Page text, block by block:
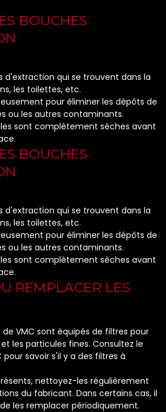
BOUCHES
d'extraction qui se trouvent dans la
les toilettes, etc.
pour éliminer les dépôts de
ou les autres contaminants.
sont complètement sèches avant
BOUCHES
d'extraction qui se trouvent dans la
les toilettes, etc.
pour éliminer les dépôts de
ou les autres contaminants.
sont complètement sèches avant
REMPLACER LES
VMC sont équipés de filtres pour
les particules fines. Consultez le
savoir s'il y a des filtres à
nettoyez-les régulièrement
du fabricant. Dans certains cas, il
les remplacer périodiquement.